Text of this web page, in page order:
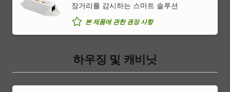
장거리를 감시하는 스마트 솔루션
본 제품에 관한 권장 사항
하우징 및 캐비닛